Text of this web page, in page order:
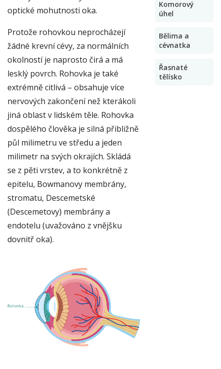
optické mohutnosti oka.
Protože rohovkou neprocházejí
žádné krevní cévy, za normálních
okolností je naprosto čirá a má
lesklý povrch. Rohovka je také
extrémně citlivá – obsahuje více
nervových zakončení než kterákoli
jiná oblast v lidském těle. Rohovka
dospělého člověka je silná přibližně
půl milimetru ve středu a jeden
milimetr na svých okrajích. Skládá
se z pěti vrstev, a to konkrétně z
epitelu, Bowmanovy membrány,
stromatu, Descemetské
(Descemetovy) membrány a
endotelu (uvažováno z vnějšku
dovnitř oka).
Komorový
úhel
Bělima a
cévnatka
Řasnaté
tělísko